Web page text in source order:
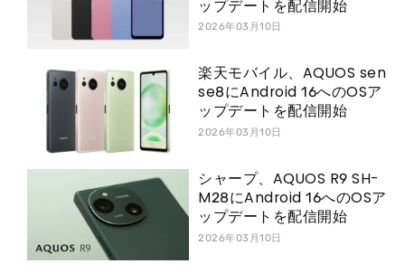
ップデートを配信開始
2026年03月10日
楽天モバイル、AQUOS sen
se8にAndroid 16へのOSア
ップデートを配信開始
2026年03月10日
シャープ、AQUOS R9 SH-
M28にAndroid 16へのOSア
ップデートを配信開始
2026年03月10日